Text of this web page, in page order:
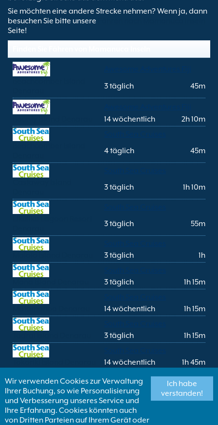
Sie möchten eine andere Strecke nehmen? Wenn ja, dann
besuchen Sie bitte unsere
Seite!
3 täglich 45m
14 wöchentlich
2h 10m
4 täglich 45m
3 täglich 1h 10m
3 täglich 55m
3 täglich
1h
3 täglich
1h 15m
14 wöchentlich
1h 15m
3 täglich
1h 15m
14 wöchentlich
1h 45m
South Sea Cruises
Treasure Island Denarau 4 täglich
45m
South Sea Cruises
Tropica Island Denarau
3 täglich
Wir verwenden Cookies zur Verwaltung
Ihrer Buchung, so wie Personalisierung
und Verbesserung unseres Service und
Ihre Erfahrung. Cookies könnten auch
von Dritten Parteien auf Ihrem Gerät oder
Ich habe
verstanden!